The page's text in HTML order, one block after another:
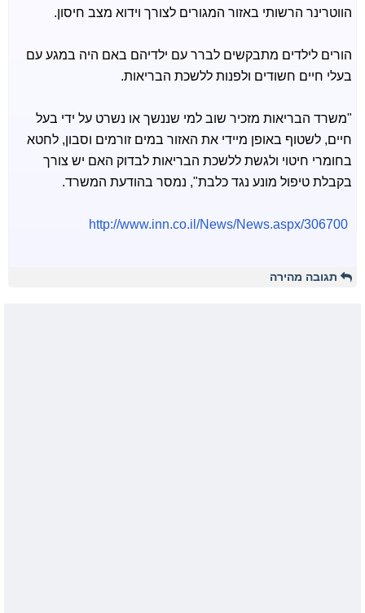
הווטרינר הרשותי באזור המגורים לצורך וידוא מצב חיסון.
הורים לילדים מתבקשים לברר עם ילדיהם באם היה במגע עם
בעלי חיים חשודים ולפנות ללשכת הבריאות.
"משרד הבריאות מזכיר שוב למי שננשך או נשרט על ידי בעל
חיים, לשטוף באופן מיידי את האזור במים זורמים וסבון, לחטא
בחומרי חיטוי ולגשת ללשכת הבריאות לבדוק האם יש צורך
בקבלת טיפול מונע נגד כלבת", נמסר בהודעת המשרד.
http://www.inn.co.il/News/News.aspx/306700
תגובה מהירה